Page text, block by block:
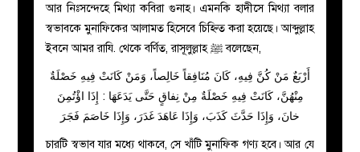
মজলিস
প্রশ্ন
আর নিঃসন্দেহে মিথ্যা কবিরা গুনাহ। এমনকি হাদীসে মিথ্যা বলার
স্বভাবকে মুনাফিকের আলামত হিসেবে চিহ্নিত করা হয়েছে। আব্দুল্লাহ
ইবনে আমর রাযি. থেকে বর্ণিত, রাসূলুল্লাহ ﷺ বলেছেন,
أَرْبَعٌ مَنْ كُنَّ فِيهِ، كَانَ مُنَافِقاً خَالِصاً، وَمَنْ كَانَتْ فِيهِ خَصْلَةٌ
مِنْهُنَّ، كَانَتْ فِيهِ خَصْلَةٌ مِنْ نِفاقٍ حَتَّى يَدَعَهَا : إِذَا اؤْتُمِنَ
خانَ، وَإِذَا حَدَّثَ كَذَبَ، وَإِذَا عَاهَدَ غَدَرَ، وَإِذَا خَاصَمَ فَجَرَ
চারটি স্বভাব যার মধ্যে থাকবে, সে খাঁটি মুনাফিক গণ্য হবে। আর যে